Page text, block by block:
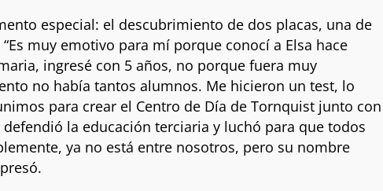
especial: el descubrimiento de dos placas, una de
muy emotivo para mí porque conocí a Elsa hace
ingresé con 5 años, no porque fuera muy
no había tantos alumnos. Me hicieron un test, lo
para crear el Centro de Día de Tornquist junto con
la educación terciaria y luchó para que todos
ya no está entre nosotros, pero su nombre